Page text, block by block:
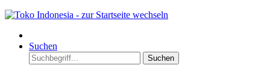
Suchen
Suchen